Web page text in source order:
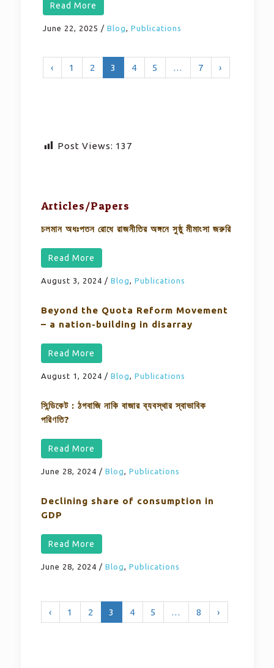
Read More
June 22, 2025 / Blog, Publications
‹ 1 2 3 4 5 … 7 ›
Post Views: 137
Articles/Papers
চলমান অধঃপতন রোধে রাজনীতির অঙ্গনে সুষ্ঠু মীমাংসা জরুরি
Read More
August 3, 2024 / Blog, Publications
Beyond the Quota Reform Movement
– a nation-building in disarray
Read More
August 1, 2024 / Blog, Publications
সিন্ডিকেট : ঠগবাজি নাকি বাজার ব্যবস্থার স্বাভাবিক
পরিণতি?
Read More
June 28, 2024 / Blog, Publications
Declining share of consumption in
GDP
Read More
June 28, 2024 / Blog, Publications
‹ 1 2 3 4 5 … 8 ›